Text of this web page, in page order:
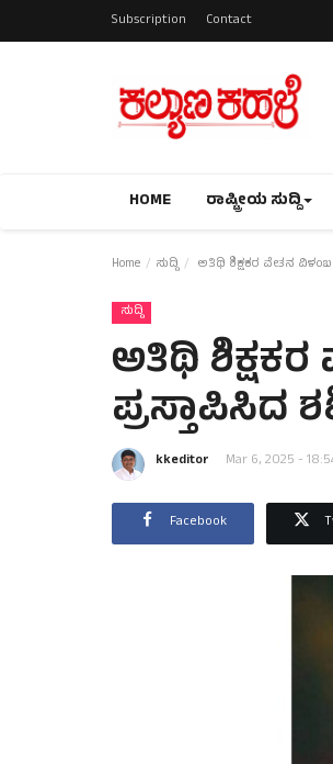
Subscription Contact
HOME ರಾಷ್ಟ್ರೀಯ ಸುದ್ದಿ
Home ಸುದ್ದಿ ಅತಿಥಿ ಶಿಕ್ಷಕರ ವೇತನ
ಸುದ್ದಿ
ಅತಿಥಿ
kkeditor Mar 6, 2025 -
Facebook